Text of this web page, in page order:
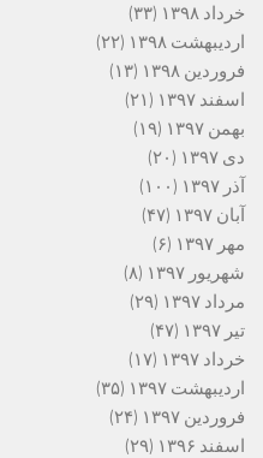
خرداد ۱۳۹۸
(۳۳)
اردیبهشت ۱۳۹۸
(۲۲)
فروردین ۱۳۹۸
(۱۳)
اسفند ۱۳۹۷
(۲۱)
بهمن ۱۳۹۷
(۱۹)
دی ۱۳۹۷
(۲۰)
آذر ۱۳۹۷
(۱۰۰)
آبان ۱۳۹۷
(۴۷)
مهر ۱۳۹۷
(۶)
شهریور ۱۳۹۷
(۸)
مرداد ۱۳۹۷
(۲۹)
تیر ۱۳۹۷
(۴۷)
خرداد ۱۳۹۷
(۱۷)
اردیبهشت ۱۳۹۷
(۳۵)
فروردین ۱۳۹۷
(۲۴)
اسفند ۱۳۹۶
(۲۹)